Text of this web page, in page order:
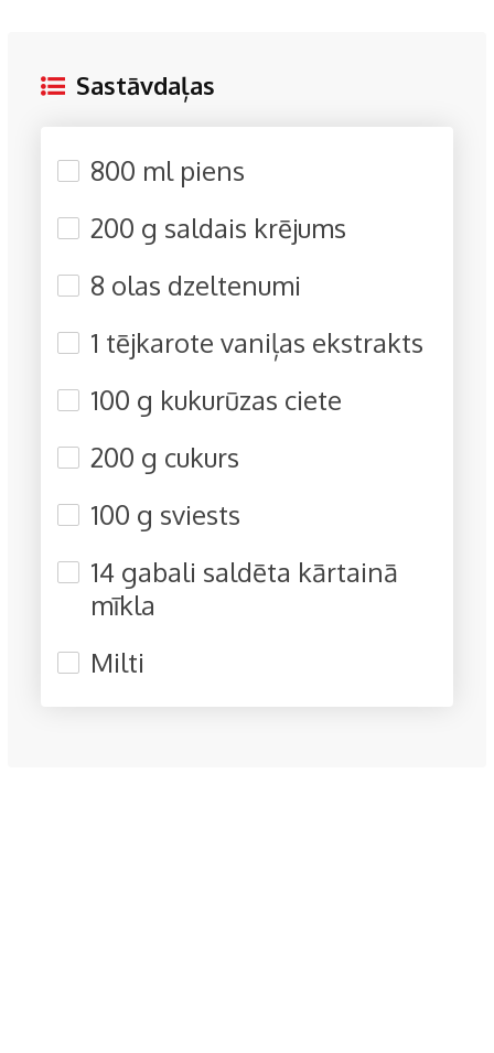
Sastāvdaļas
800 ml piens
200 g saldais krējums
8 olas dzeltenumi
1 tējkarote vaniļas ekstrakts
100 g kukurūzas ciete
200 g cukurs
100 g sviests
14 gabali saldēta kārtainā
mīkla
Milti